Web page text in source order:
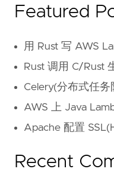
Featured
用 Rust 写 AWS
Rust 调用 C/Rust
Celery(分布式任
AWS 上 Java
Apache 配置
Recent